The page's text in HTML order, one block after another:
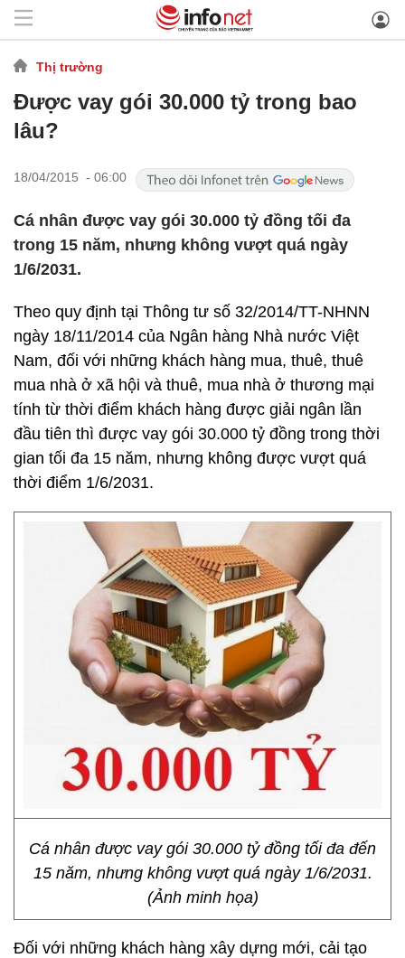
Thị trường
Được vay gói 30.000 tỷ trong bao
lâu?
18/04/2015 - 06:00
Cá nhân được vay gói 30.000 tỷ đồng tối đa
trong 15 năm, nhưng không vượt quá ngày
1/6/2031.
Theo quy định tại Thông tư số 32/2014/TT-NHNN
ngày 18/11/2014 của Ngân hàng Nhà nước Việt
Nam, đối với những khách hàng mua, thuê, thuê
mua nhà ở xã hội và thuê, mua nhà ở thương mại
tính từ thời điểm khách hàng được giải ngân lần
đầu tiên thì được vay gói 30.000 tỷ đồng trong thời
gian tối đa 15 năm, nhưng không được vượt quá
thời điểm 1/6/2031.
Cá nhân được vay gói 30.000 tỷ đồng tối đa đến
15 năm, nhưng không vượt quá ngày 1/6/2031.
(Ảnh minh họa)
Đối với những khách hàng xây dựng mới, cải tạo